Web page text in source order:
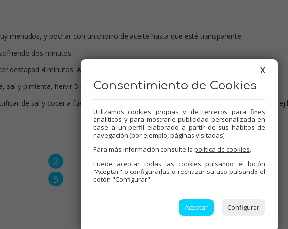
menudos, y pochar con un chorro de aceite hasta que esté transparente.
dos minutos.
destapad 4 minutos. Agregar el pimentón fuera del fuego y remover.
sal y pimienta, hervir 5 minutos.
de sal y cocer a fuego bajo-medio unos 10 minutos. Servir espolvoreado con perejil
X
Consentimiento de Cookies
Utilizamos cookies propias y de terceros para fines
analíticos y para mostrarle publicidad personalizada en
base a un perfil elaborado a partir de sus hábitos de
navegación (por ejemplo, páginas visitadas).
Para más información consulte la política de cookies.
Puede aceptar todas las cookies pulsando el botón
"Aceptar" o configurarlas o rechazar su uso pulsando el
botón "Configurar".
Aceptar Configurar